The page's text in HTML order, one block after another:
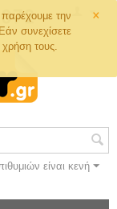
×
την
συνεχίσετε
τους.
είναι κενή